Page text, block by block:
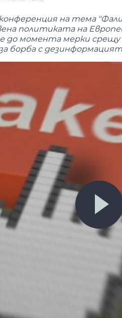
на тема
политиката на
момента мерки
борба с